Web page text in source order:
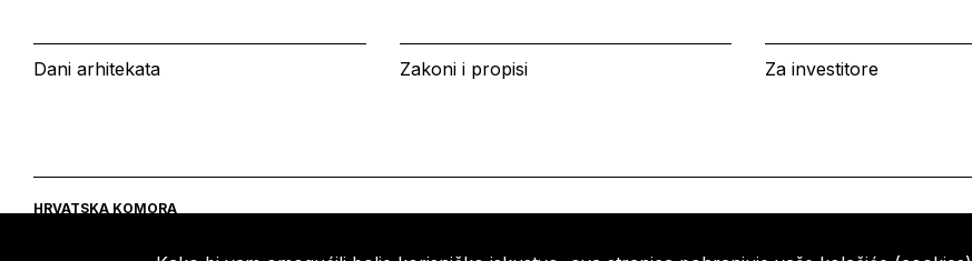
Dani arhitekata Zakoni i propisi Za investitore
HRVATSKA KOMORA